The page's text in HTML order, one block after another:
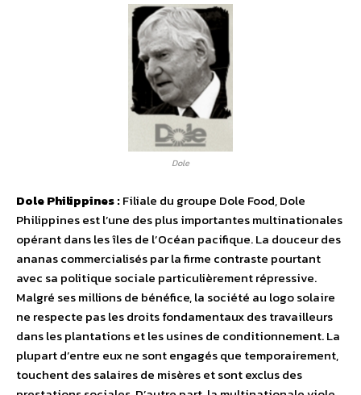
Dole
Dole Philippines :Filiale du groupe Dole Food, Dole
Philippines est l’une des plus importantes multinationales
opérant dans les îles de l’Océan pacifique. La douceur des
ananas commercialisés par la firme contraste pourtant
avec sa politique sociale particulièrement répressive.
Malgré ses millions de bénéfice, la société au logo solaire
ne respecte pas les droits fondamentaux des travailleurs
dans les plantations et les usines de conditionnement. La
plupart d’entre eux ne sont engagés que temporairement,
touchent des salaires de misères et sont exclus des